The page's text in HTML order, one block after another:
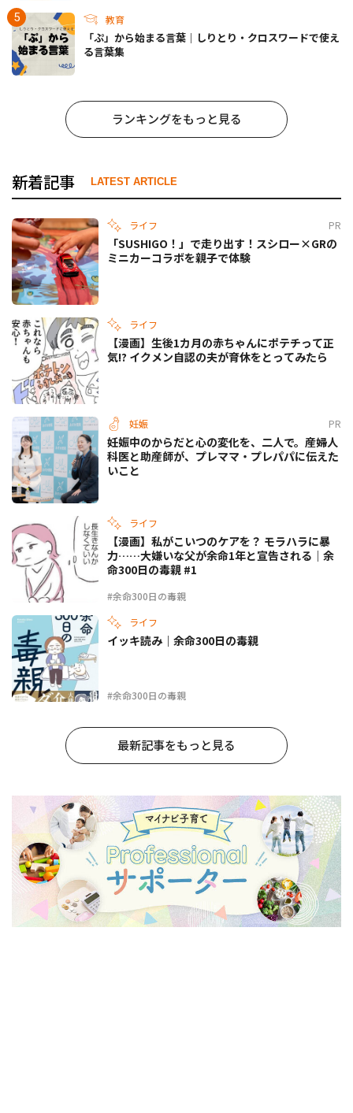
教育
「ぷ」から始まる言葉｜しりとり・クロスワードで使え
る言葉集
ランキングをもっと見る
新着記事 LATEST ARTICLE
ライフ PR
「SUSHIGO！」で走り出す！スシロー×GRの
ミニカーコラボを親子で体験
ライフ
【漫画】生後1カ月の赤ちゃんにポテチって正
気!? イクメン自認の夫が育休をとってみたら
妊娠 PR
妊娠中のからだと心の変化を、二人で。産婦人
科医と助産師が、プレママ・プレパパに伝えた
いこと
ライフ
#余命300日の毒親
【漫画】私がこいつのケアを？ モラハラに暴
力……大嫌いな父が余命1年と宣告される｜余
命300日の毒親 #1
ライフ
#余命300日の毒親
イッキ読み｜余命300日の毒親
最新記事をもっと見る